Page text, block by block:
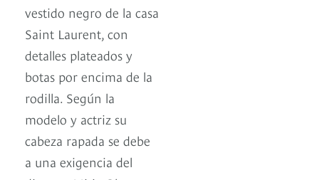
vestido negro de la casa
Saint Laurent, con
detalles plateados y
botas por encima de la
rodilla. Según la
modelo y actriz su
cabeza rapada se debe
a una exigencia del